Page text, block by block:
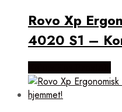
lav
Rovo Xp
4020 S1 –